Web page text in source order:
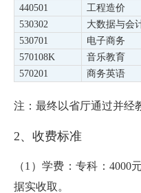
440501
工程造价
530302
大数据与会
530701
电子商务
570108K
音乐教育
570201
商务英语
注：最终以省厅通过并经
2、收费标准
（1）学费：专科：4000
据实收取。